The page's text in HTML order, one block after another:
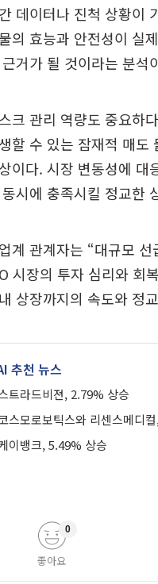
데이터나 진척 상황이
의 효능과 안전성이 실
거가 될 것이라는 분석
크 관리 역량도 중요하
할 수 있는 잠재적 매도
이다. 시장 변동성에 대
시에 충족시킬 정교한
계 관계자는 “대규모
시장의 투자 심리와 회
상장까지의 속도와 정
추천 뉴스
트라드비젼, 2.79% 상승
스모로보틱스와 리센스메디
이뱅크, 5.49% 상승
좋아요
0